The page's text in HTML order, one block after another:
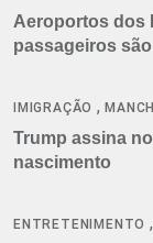
Aeroportos dos
passageiros
IMIGRAÇÃO ,
Trump assina
nascimento
ENTRETENIMENTO